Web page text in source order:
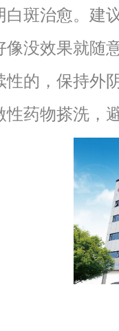
白斑治愈。建
像没效果就随
性的，保持外
性药物搽洗，